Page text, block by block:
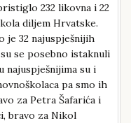
232 likovna i 22
diljem Hrvatske.
je 32 najuspješnijih
se posebno istaknuli
su i
pa smo ih
za Petra Šafarića i
bravo za Nikol